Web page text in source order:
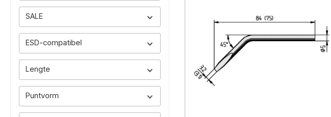
SALE
ESD-compatibel
Lengte
Puntvorm